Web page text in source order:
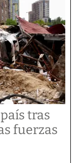
tras
fuerzas